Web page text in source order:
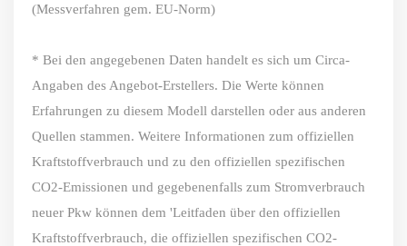
(Messverfahren gem. EU-Norm)
* Bei den angegebenen Daten handelt es sich um Circa-
Angaben des Angebot-Erstellers. Die Werte können
Erfahrungen zu diesem Modell darstellen oder aus anderen
Quellen stammen. Weitere Informationen zum offiziellen
Kraftstoffverbrauch und zu den offiziellen spezifischen
CO2-Emissionen und gegebenenfalls zum Stromverbrauch
neuer Pkw können dem 'Leitfaden über den offiziellen
Kraftstoffverbrauch, die offiziellen spezifischen CO2-